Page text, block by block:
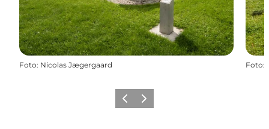
Foto: Nicolas Jægergaard Foto:
Forrige billede
Næste billede